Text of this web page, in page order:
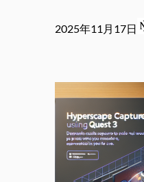
2025年11月17日